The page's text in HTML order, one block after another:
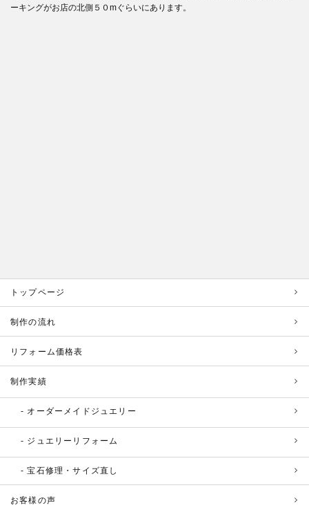
ーキングがお店の北側５０mぐらいにあります。
トップページ
制作の流れ
リフォーム価格表
制作実績
オーダーメイドジュエリー
ジュエリーリフォーム
宝石修理・サイズ直し
お客様の声